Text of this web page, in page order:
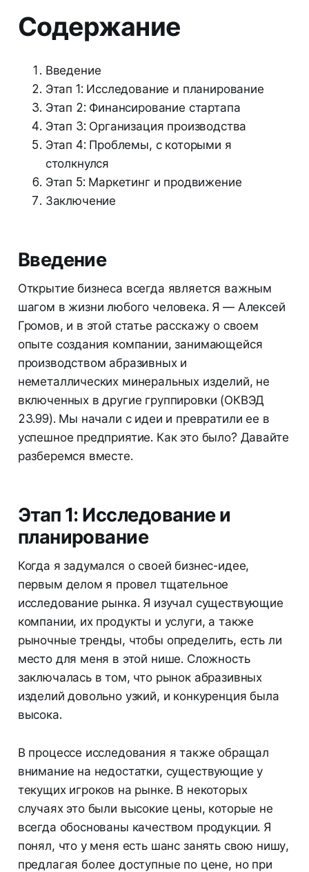
Содержание
Введение
Этап 1: Исследование и планирование
Этап 2: Финансирование стартапа
Этап 3: Организация производства
Этап 4: Проблемы, с которыми я
столкнулся
Этап 5: Маркетинг и продвижение
Заключение
Введение
Открытие бизнеса всегда является важным
шагом в жизни любого человека. Я — Алексей
Громов, и в этой статье расскажу о своем
опыте создания компании, занимающейся
производством абразивных и
неметаллических минеральных изделий, не
включенных в другие группировки (ОКВЭД
23.99). Мы начали с идеи и превратили ее в
успешное предприятие. Как это было? Давайте
разберемся вместе.
Этап 1: Исследование и
планирование
Когда я задумался о своей бизнес-идее,
первым делом я провел тщательное
исследование рынка. Я изучал существующие
компании, их продукты и услуги, а также
рыночные тренды, чтобы определить, есть ли
место для меня в этой нише. Сложность
заключалась в том, что рынок абразивных
изделий довольно узкий, и конкуренция была
высока.
В процессе исследования я также обращал
внимание на недостатки, существующие у
текущих игроков на рынке. В некоторых
случаях это были высокие цены, которые не
всегда обоснованы качеством продукции. Я
понял, что у меня есть шанс занять свою нишу,
предлагая более доступные по цене, но при